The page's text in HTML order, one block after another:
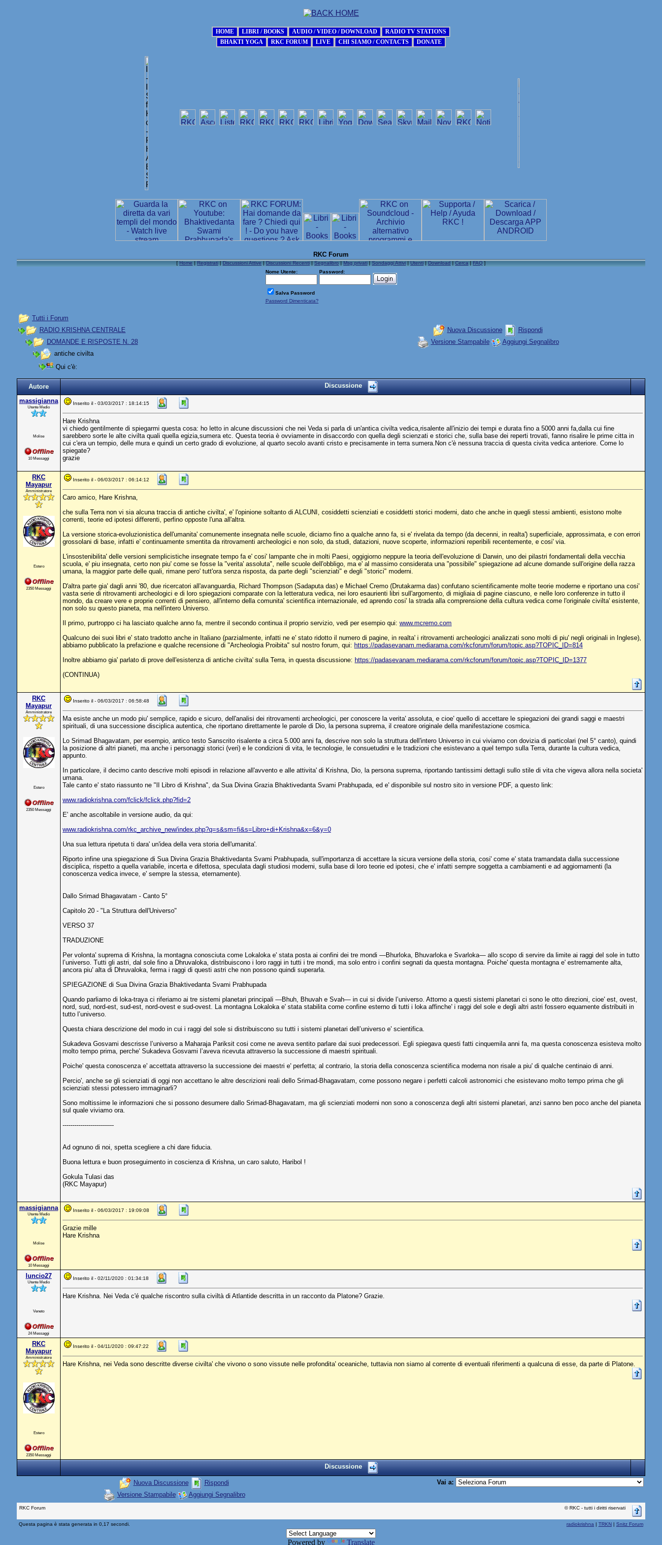
RKC Forum
[Home|Registrati|Discussioni Attive|Discussioni Recenti|Segnalibro|Msg privati|Sondaggi Attivi|Utenti|Download|Cerca|FAQ]
Nome Utente:
Password:
Salva Password
Password Dimenticata?
Tutti i Forum
RADIO KRISHNA CENTRALE
DOMANDE E RISPOSTE N. 28
antiche civilta
Nuova Discussione
Rispondi
Versione Stampabile
Aggiungi Segnalibro
Qui c'è:
Autore Discussione
massigianna
Utente Medio
Molise
10 Messaggi
Inserito il - 03/03/2017 : 18:14:15
Hare Krishna
vi chiedo gentilmente di spiegarmi questa cosa: ho letto in alcune discussioni che nei Veda si parla di un'antica civilta vedica,risalente all'inizio dei tempi e durata fino a 5000 anni fa,dalla cui fine
sarebbero sorte le alte civilta quali quella egizia,sumera etc. Questa teoria è ovviamente in disaccordo con quella degli scienzati e storici che, sulla base dei reperti trovati, fanno risalire le prime citta in
cui c'era un tempio, delle mura e quindi un certo grado di evoluzione, al quarto secolo avanti cristo e precisamente in terra sumera.Non c'è nessuna traccia di questa civita vedica anteriore. Come lo
spiegate?
grazie
RKC
Mayapur
Amministratore
Estero
2350 Messaggi
Inserito il - 06/03/2017 : 06:14:12
Caro amico, Hare Krishna,
che sulla Terra non vi sia alcuna traccia di antiche civilta', e' l'opinione soltanto di ALCUNI, cosiddetti scienziati e cosiddetti storici moderni, dato che anche in quegli stessi ambienti, esistono molte
correnti, teorie ed ipotesi differenti, perfino opposte l'una all'altra.
La versione storica-evoluzionistica dell'umanita' comunemente insegnata nelle scuole, diciamo fino a qualche anno fa, si e' rivelata da tempo (da decenni, in realta') superficiale, approssimata, e con errori
grossolani di base, infatti e' continuamente smentita da ritrovamenti archeologici e non solo, da studi, datazioni, nuove scoperte, informazioni reperibili recentemente, e cosi' via.
L'insostenibilita' delle versioni semplicistiche insegnate tempo fa e' cosi' lampante che in molti Paesi, oggigiorno neppure la teoria dell'evoluzione di Darwin, uno dei pilastri fondamentali della vecchia
scuola, e' piu insegnata, certo non piu' come se fosse la "verita' assoluta", nelle scuole dell'obbligo, ma e' al massimo considerata una "possibile" spiegazione ad alcune domande sull'origine della razza
umana, la maggior parte delle quali, rimane pero' tutt'ora senza risposta, da parte degli "scienziati" e degli "storici" moderni.
D'altra parte gia' dagli anni '80, due ricercatori all'avanguardia, Richard Thompson (Sadaputa das) e Michael Cremo (Drutakarma das) confutano scientificamente molte teorie moderne e riportano una cosi'
vasta serie di ritrovamenti archeologici e di loro spiegazioni comparate con la letteratura vedica, nei loro esaurienti libri sull'argomento, di migliaia di pagine ciascuno, e nelle loro conferenze in tutto il
mondo, da creare vere e proprie correnti di pensiero, all'interno della comunita' scientifica internazionale, ed aprendo cosi' la strada alla comprensione della cultura vedica come l'originale civilta' esistente,
non solo su questo pianeta, ma nell'intero Universo.
Il primo, purtroppo ci ha lasciato qualche anno fa, mentre il secondo continua il proprio servizio, vedi per esempio qui: www.mcremo.com
Qualcuno dei suoi libri e' stato tradotto anche in Italiano (parzialmente, infatti ne e' stato ridotto il numero di pagine, in realta' i ritrovamenti archeologici analizzati sono molti di piu' negli originali in Inglese),
abbiamo pubblicato la prefazione e qualche recensione di "Archeologia Proibita" sul nostro forum, qui: https://padasevanam.mediarama.com/rkcforum/forum/topic.asp?TOPIC_ID=814
Inoltre abbiamo gia' parlato di prove dell'esistenza di antiche civilta' sulla Terra, in questa discussione: https://padasevanam.mediarama.com/rkcforum/forum/topic.asp?TOPIC_ID=1377
(CONTINUA)
RKC
Mayapur
Amministratore
Estero
2350 Messaggi
Inserito il - 06/03/2017 : 06:58:48
Ma esiste anche un modo piu' semplice, rapido e sicuro, dell'analisi dei ritrovamenti archeologici, per conoscere la verita' assoluta, e cioe' quello di accettare le spiegazioni dei grandi saggi e maestri
spirituali, di una successione disciplica autentica, che riportano direttamente le parole di Dio, la persona suprema, il creatore originale della manifestazione cosmica.
Lo Srimad Bhagavatam, per esempio, antico testo Sanscrito risalente a circa 5.000 anni fa, descrive non solo la struttura dell'intero Universo in cui viviamo con dovizia di particolari (nel 5° canto), quindi
la posizione di altri pianeti, ma anche i personaggi storici (veri) e le condizioni di vita, le tecnologie, le consuetudini e le tradizioni che esistevano a quel tempo sulla Terra, durante la cultura vedica,
appunto.
In particolare, il decimo canto descrive molti episodi in relazione all'avvento e alle attivita' di Krishna, Dio, la persona suprema, riportando tantissimi dettagli sullo stile di vita che vigeva allora nella societa'
umana.
Tale canto e' stato riassunto ne "Il Libro di Krishna", da Sua Divina Grazia Bhaktivedanta Svami Prabhupada, ed e' disponibile sul nostro sito in versione PDF, a questo link:
www.radiokrishna.com/fclick/fclick.php?fid=2
E' anche ascoltabile in versione audio, da qui:
www.radiokrishna.com/rkc_archive_new/index.php?q=s&sm=fi&s=Libro+di+Krishna&x=6&y=0
Una sua lettura ripetuta ti dara' un'idea della vera storia dell'umanita'.
Riporto infine una spiegazione di Sua Divina Grazia Bhaktivedanta Svami Prabhupada, sull'importanza di accettare la sicura versione della storia, cosi' come e' stata tramandata dalla successione
disciplica, rispetto a quella variabile, incerta e difettosa, speculata dagli studiosi moderni, sulla base di loro teorie ed ipotesi, che e' infatti sempre soggetta a cambiamenti e ad aggiornamenti (la
conoscenza vedica invece, e' sempre la stessa, eternamente).
Dallo Srimad Bhagavatam - Canto 5°
Capitolo 20 - "La Struttura dell'Universo"
VERSO 37
TRADUZIONE
Per volonta' suprema di Krishna, la montagna conosciuta come Lokaloka e' stata posta ai confini dei tre mondi —Bhurloka, Bhuvarloka e Svarloka— allo scopo di servire da limite ai raggi del sole in tutto
l’universo. Tutti gli astri, dal sole fino a Dhruvaloka, distribuiscono i loro raggi in tutti i tre mondi, ma solo entro i confini segnati da questa montagna. Poiche' questa montagna e' estremamente alta,
ancora piu' alta di Dhruvaloka, ferma i raggi di questi astri che non possono quindi superarla.
SPIEGAZIONE di Sua Divina Grazia Bhaktivedanta Svami Prabhupada
Quando parliamo di loka-traya ci riferiamo ai tre sistemi planetari principali —Bhuh, Bhuvah e Svah— in cui si divide l’universo. Attorno a questi sistemi planetari ci sono le otto direzioni, cioe' est, ovest,
nord, sud, nord-est, sud-est, nord-ovest e sud-ovest. La montagna Lokaloka e' stata stabilita come confine esterno di tutti i loka affinche' i raggi del sole e degli altri astri fossero equamente distribuiti in
tutto l’universo.
Questa chiara descrizione del modo in cui i raggi del sole si distribuiscono su tutti i sistemi planetari dell’universo e' scientifica.
Sukadeva Gosvami descrisse l’universo a Maharaja Pariksit cosi come ne aveva sentito parlare dai suoi predecessori. Egli spiegava questi fatti cinquemila anni fa, ma questa conoscenza esisteva molto
molto tempo prima, perche' Sukadeva Gosvami l’aveva ricevuta attraverso la successione di maestri spirituali.
Poiche' questa conoscenza e' accettata attraverso la successione dei maestri e' perfetta; al contrario, la storia della conoscenza scientifica moderna non risale a piu' di qualche centinaio di anni.
Percio', anche se gli scienziati di oggi non accettano le altre descrizioni reali dello Srimad-Bhagavatam, come possono negare i perfetti calcoli astronomici che esistevano molto tempo prima che gli
scienziati stessi potessero immaginarli?
Sono moltissime le informazioni che si possono desumere dallo Srimad-Bhagavatam, ma gli scienziati moderni non sono a conoscenza degli altri sistemi planetari, anzi sanno ben poco anche del pianeta
sul quale viviamo ora.
--------------------------
Ad ognuno di noi, spetta scegliere a chi dare fiducia.
Buona lettura e buon proseguimento in coscienza di Krishna, un caro saluto, Haribol !
Gokula Tulasi das
(RKC Mayapur)
massigianna
Utente Medio
Molise
10 Messaggi
Inserito il - 06/03/2017 : 19:09:08
Grazie mille
Hare Krishna
luncio27
Utente Medio
Veneto
24 Messaggi
Inserito il - 02/11/2020 : 01:34:18
Hare Krishna. Nei Veda c'é qualche riscontro sulla civiltà di Atlantide descritta in un racconto da Platone? Grazie.
RKC
Mayapur
Amministratore
Estero
2350 Messaggi
Inserito il - 04/11/2020 : 09:47:22
Hare Krishna, nei Veda sono descritte diverse civilta' che vivono o sono vissute nelle profondita' oceaniche, tuttavia non siamo al corrente di eventuali riferimenti a qualcuna di esse, da parte di Platone.
Discussione
Nuova Discussione
Rispondi
Versione Stampabile
Aggiungi Segnalibro
Vai a:
RKC Forum © RKC - tutti i diritti riservati
Questa pagina è stata generata in 0,17 secondi. radiokrishna | TRKN | Snitz Forum
Powered by Translate